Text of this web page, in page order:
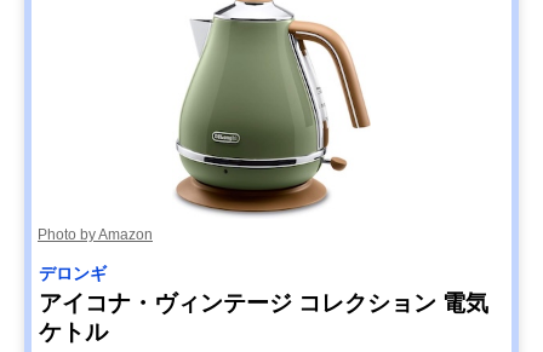
Photo by Amazon
デロンギ
アイコナ・ヴィンテージ コレクション 電気
ケトル